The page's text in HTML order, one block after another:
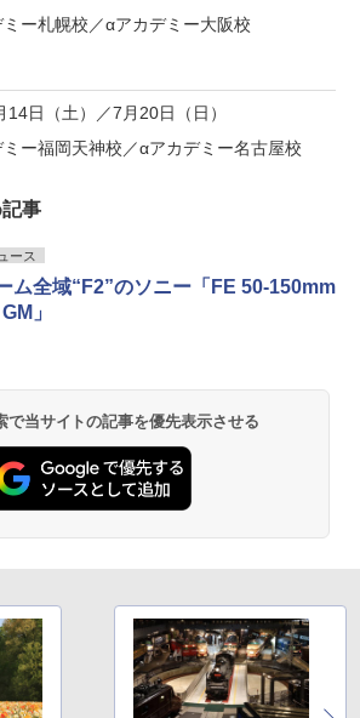
ー札幌校／αアカデミー大阪校
日（土）／7月20日（日）
ー福岡天神校／αアカデミー名古屋校
事
ース
ム全域“F2”のソニー「FE 50-150mm
」
で当サイトの記事を優先表示させる